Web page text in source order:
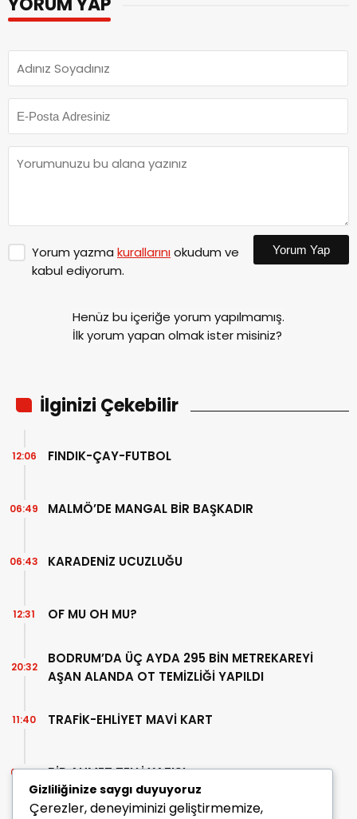
Yorum yazma kurallarınıokudum ve
kabul ediyorum.
Yorum Yap
Henüz bu içeriğe yorum yapılmamış.
İlk yorum yapan olmak ister misiniz?
İlginizi Çekebilir
FINDIK-ÇAY-FUTBOL
12:06
MALMÖ’DE MANGAL BİR BAŞKADIR
06:49
KARADENİZ UCUZLUĞU
06:43
OF MU OH MU?
12:31
BODRUM’DA ÜÇ AYDA 295 BİN METREKAREYİ
AŞAN ALANDA OT TEMİZLİĞİ YAPILDI
20:32
TRAFİK-EHLİYET MAVİ KART
11:40
BİR AHMET TELLİ YAZISI
07:30
Gizliliğinize saygı duyuyoruz
Çerezler, deneyiminizi geliştirmemize,